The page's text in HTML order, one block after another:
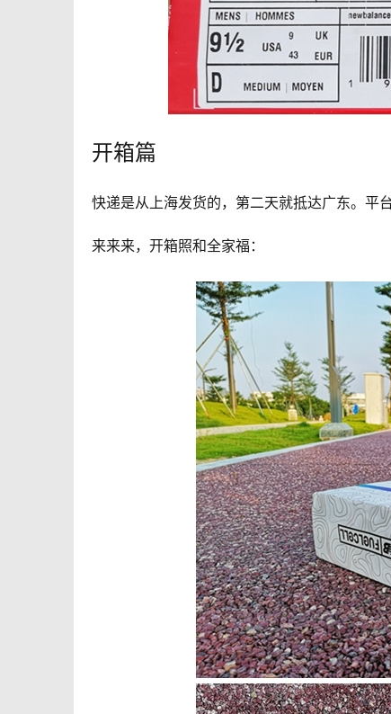
开箱篇
快递是从上海发货的，第二天就抵达广东。平
来来来，开箱照和全家福：